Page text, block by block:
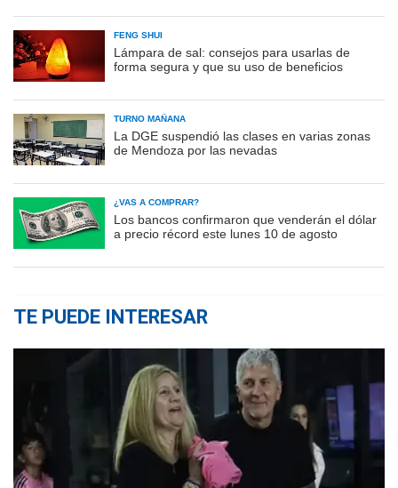
FENG SHUI
Lámpara de sal: consejos para usarlas de
forma segura y que su uso de beneficios
TURNO MAÑANA
La DGE suspendió las clases en varias zonas
de Mendoza por las nevadas
¿VAS A COMPRAR?
Los bancos confirmaron que venderán el dólar
a precio récord este lunes 10 de agosto
TE PUEDE INTERESAR